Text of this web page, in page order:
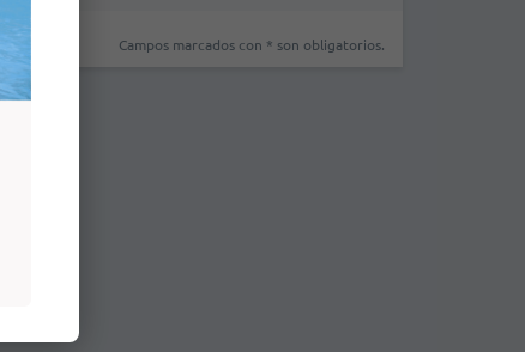
Campos marcados con * son obligatorios.